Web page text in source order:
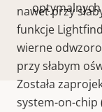
nawet przy
funkcje
wierne
przy słabym
Została
system-on-chip